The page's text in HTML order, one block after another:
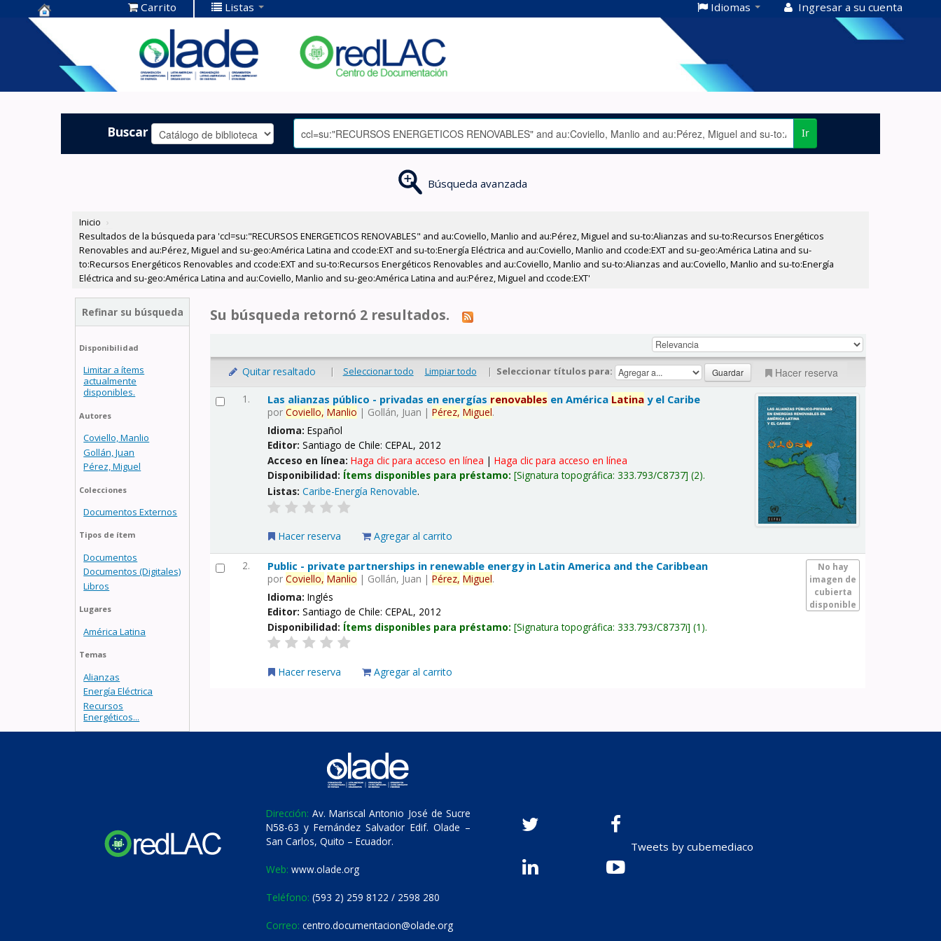
Centro de
Documentación
OLADE -
Carrito Listas Idiomas Ingresar a su cuenta
Buscar Ir
Búsqueda avanzada
Inicio ›
Resultados de la búsqueda para 'ccl=su:"RECURSOS ENERGETICOS RENOVABLES" and au:Coviello, Manlio and au:Pérez, Miguel and su-to:Alianzas and su-to:Recursos Energéticos
Renovables and au:Pérez, Miguel and su-geo:América Latina and ccode:EXT and su-to:Energía Eléctrica and au:Coviello, Manlio and ccode:EXT and su-geo:América Latina and su-
to:Recursos Energéticos Renovables and ccode:EXT and su-to:Recursos Energéticos Renovables and au:Coviello, Manlio and su-to:Alianzas and au:Coviello, Manlio and su-to:Energía
Eléctrica and su-geo:América Latina and au:Coviello, Manlio and su-geo:América Latina and au:Pérez, Miguel and ccode:EXT'
Refinar su búsqueda
Disponibilidad
Limitar a ítems
actualmente
disponibles.
Autores
Coviello, Manlio
Gollán, Juan
Pérez, Miguel
Colecciones
Documentos Externos
Tipos de ítem
Documentos
Documentos (Digitales)
Libros
Lugares
América Latina
Temas
Alianzas
Energía Eléctrica
Recursos
Energéticos...
Su búsqueda retornó 2 resultados.
Quitar resaltado | Seleccionar todo Limpiar todo | Seleccionar títulos para: Hacer reserva
1. Las alianzas público - privadas en energías renovables en América Latina y el Caribe
porCoviello, Manlio | Gollán, Juan |Pérez, Miguel.
Idioma:Español
Editor:Santiago de Chile: CEPAL, 2012
Acceso en línea:Haga clic para acceso en línea |Haga clic para acceso en línea
Disponibilidad: Ítems disponibles para préstamo: Signatura topográfica:333.793/C8737 (2).
Listas: Caribe-Energía Renovable.
Hacer reserva Agregar al carrito
2.
No hay
imagen de
cubierta
disponible
Public - private partnerships in renewable energy in Latin America and the Caribbean
porCoviello, Manlio | Gollán, Juan |Pérez, Miguel.
Idioma:Inglés
Editor:Santiago de Chile: CEPAL, 2012
Disponibilidad: Ítems disponibles para préstamo: Signatura topográfica:333.793/C8737i (1).
Hacer reserva Agregar al carrito
Dirección: Av. Mariscal Antonio José de Sucre
N58-63 y Fernández Salvador Edif. Olade –
San Carlos, Quito – Ecuador.
Web: www.olade.org
Teléfono: (593 2) 259 8122 / 2598 280
Correo: centro.documentacion@olade.org
Tweets by cubemediaco